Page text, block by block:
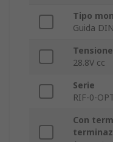
Tipo
Guida DIN
28.8V cc
Serie
RIF-0-
Con